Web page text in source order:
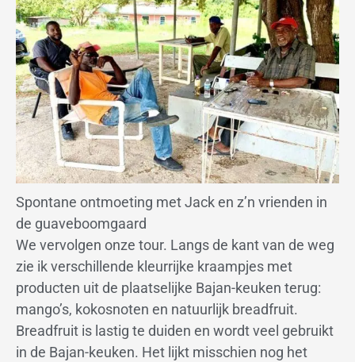
Spontane ontmoeting met Jack en z’n vrienden in
de guaveboomgaard
We vervolgen onze tour. Langs de kant van de weg
zie ik verschillende kleurrijke kraampjes met
producten uit de plaatselijke Bajan-keuken terug:
mango’s, kokosnoten en natuurlijk breadfruit.
Breadfruit is lastig te duiden en wordt veel gebruikt
in de Bajan-keuken. Het lijkt misschien nog het